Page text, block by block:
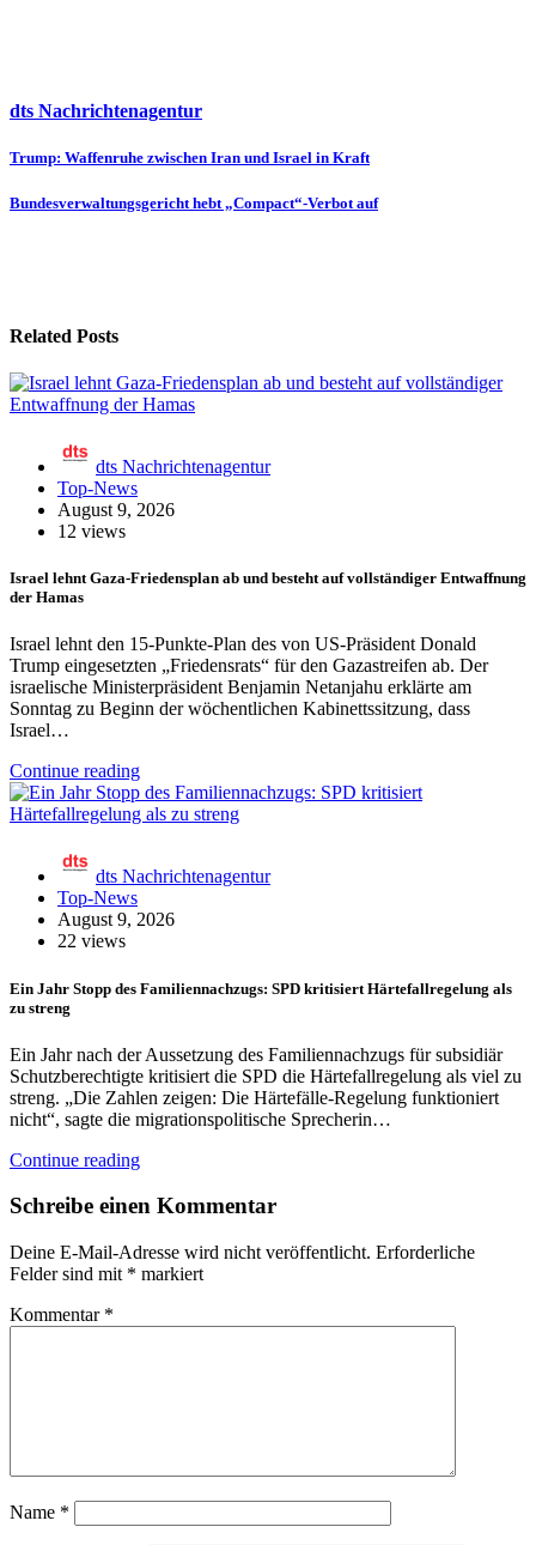
dts Nachrichtenagentur
Beitragsnavigation
Trump: Waffenruhe zwischen Iran und Israel in Kraft
Bundesverwaltungsgericht hebt „Compact“-Verbot auf
Related Posts
dts Nachrichtenagentur
Top-News
August 9, 2026
12 views
Israel lehnt Gaza-Friedensplan ab und besteht auf vollständiger Entwaffnung
der Hamas
Israel lehnt den 15-Punkte-Plan des von US-Präsident Donald
Trump eingesetzten „Friedensrats“ für den Gazastreifen ab. Der
israelische Ministerpräsident Benjamin Netanjahu erklärte am
Sonntag zu Beginn der wöchentlichen Kabinettssitzung, dass
Israel…
Continue reading
dts Nachrichtenagentur
Top-News
August 9, 2026
22 views
Ein Jahr Stopp des Familiennachzugs: SPD kritisiert Härtefallregelung als
zu streng
Ein Jahr nach der Aussetzung des Familiennachzugs für subsidiär
Schutzberechtigte kritisiert die SPD die Härtefallregelung als viel zu
streng. „Die Zahlen zeigen: Die Härtefälle-Regelung funktioniert
nicht“, sagte die migrationspolitische Sprecherin…
Continue reading
Schreibe einen Kommentar
Deine E-Mail-Adresse wird nicht veröffentlicht. Erforderliche
Felder sind mit * markiert
Kommentar *
Name *